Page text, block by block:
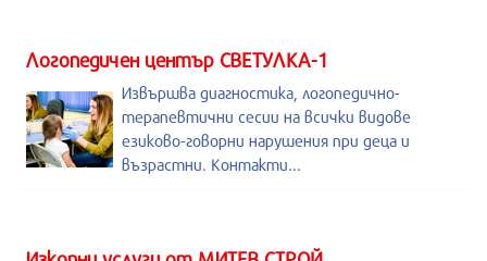
Логопедичен център СВЕТУЛКА-1
Извършва диагностика, логопедично-
терапевтични сесии на всички видове
езиково-говорни нарушения при деца и
възрастни. Контакти...